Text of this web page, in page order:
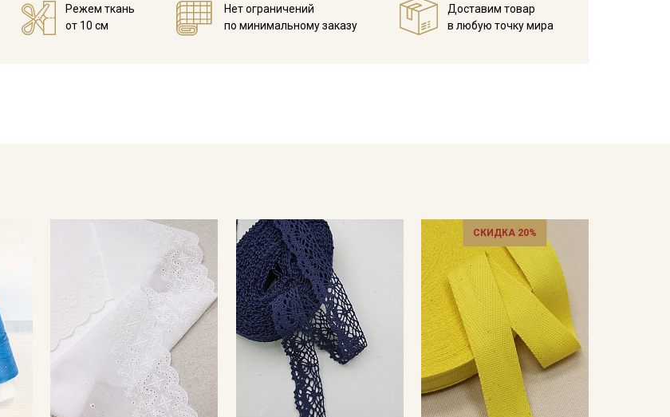
Режем ткань
от 10 см
Нет ограничений
по минимальному заказу
Доставим товар
в любую точку мира
СКИДКА 20%
категории тканей
Подписаться
Ознакомлен(а) с
Политикой обработки персональных
данных
Согласие на обработку персональных
данных